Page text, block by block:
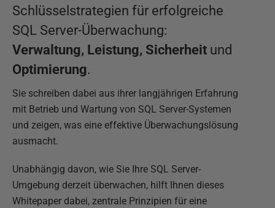
Schlüsselstrategien für erfolgreiche
SQL Server-Überwachung:
Verwaltung, Leistung, Sicherheit und
Optimierung.
Sie schreiben dabei aus ihrer langjährigen Erfahrung
mit Betrieb und Wartung von SQL Server-Systemen
und zeigen, was eine effektive Überwachungslösung
ausmacht.
Unabhängig davon, wie Sie Ihre SQL Server-
Umgebung derzeit überwachen, hilft Ihnen dieses
Whitepaper dabei, zentrale Prinzipien für eine